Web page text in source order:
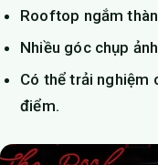
Rooftop ngắm
Nhiều góc chụp
Có thể trải nghiệm
điểm.